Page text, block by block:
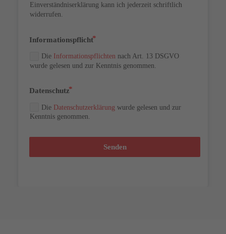
Einverständniserklärung kann ich jederzeit schriftlich
widerrufen.
Informationspflicht
Die Informationspflichten nach Art. 13 DSGVO
wurde gelesen und zur Kenntnis genommen.
Datenschutz
Die Datenschutzerklärung wurde gelesen und zur
Kenntnis genommen.
Senden